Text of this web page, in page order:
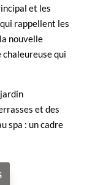
et les
rappellent les
nouvelle
qui
et des
spa : un cadre